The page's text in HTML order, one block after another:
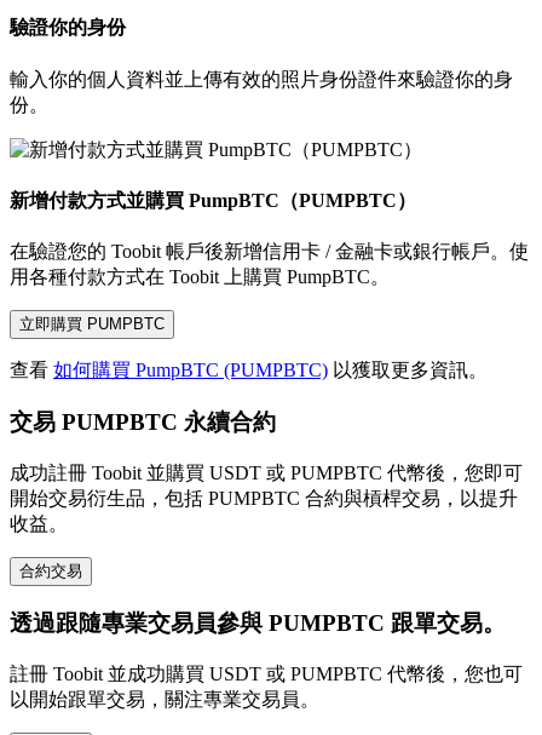
驗證你的身份
輸入你的個人資料並上傳有效的照片身份證件來驗證你的身
份。
新增付款方式並購買 PumpBTC（PUMPBTC）
在驗證您的 Toobit 帳戶後新增信用卡 / 金融卡或銀行帳戶。使
用各種付款方式在 Toobit 上購買 PumpBTC。
立即購買 PUMPBTC
查看 如何購買 PumpBTC (PUMPBTC) 以獲取更多資訊。
交易 PUMPBTC 永續合約
成功註冊 Toobit 並購買 USDT 或 PUMPBTC 代幣後，您即可
開始交易衍生品，包括 PUMPBTC 合約與槓桿交易，以提升
收益。
合約交易
透過跟隨專業交易員參與 PUMPBTC 跟單交易。
註冊 Toobit 並成功購買 USDT 或 PUMPBTC 代幣後，您也可
以開始跟單交易，關注專業交易員。